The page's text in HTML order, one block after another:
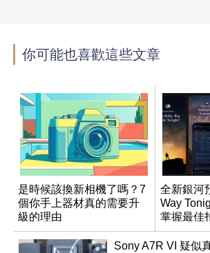
你可能也喜歡這些文章
是時候該換新相機了嗎？7
個你手上器材真的需要升
級的理由
全新銀河
Way
掌握最佳
Sony A7R VI 疑似